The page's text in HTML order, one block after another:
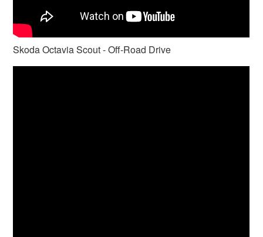
Skoda Octavia Scout - Off-Road Drive